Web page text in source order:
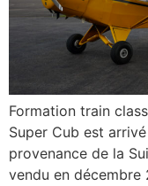
Formation train
Super Cub est
provenance de la
vendu en décembre